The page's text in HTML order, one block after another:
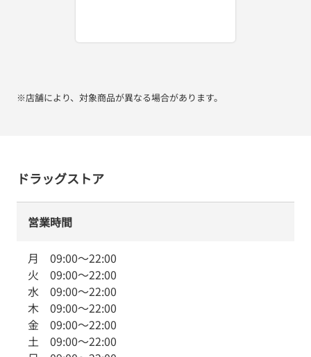
※店舗により、対象商品が異なる場合があります。
ドラッグストア
営業時間
月 09:00～22:00
火 09:00～22:00
水 09:00～22:00
木 09:00～22:00
金 09:00～22:00
土 09:00～22:00